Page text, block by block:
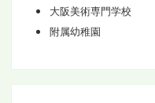
大阪美術専門学校
附属幼稚園